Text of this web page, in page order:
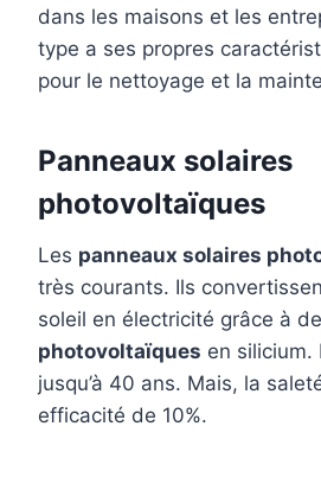
dans les maisons et les
type a ses propres
pour le nettoyage et la
Panneaux solaires
photovoltaïques
Les panneaux solaires
très courants. Ils
soleil en électricité grâce à
photovoltaïques en silicium.
jusqu’à 40 ans. Mais, la
efficacité de 10%.